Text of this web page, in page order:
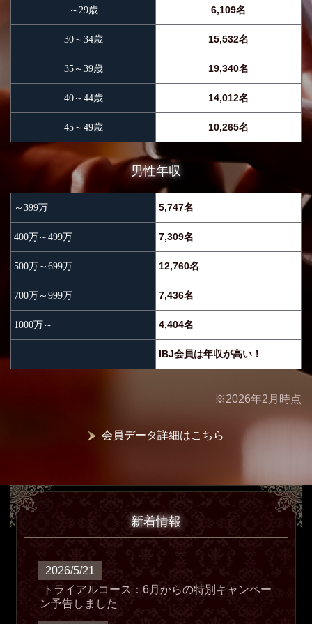
～29歳 6,109名
30～34歳 15,532名
35～39歳 19,340名
40～44歳 14,012名
45～49歳 10,265名
男性年収
～399万 5,747名
400万～499万 7,309名
500万～699万 12,760名
700万～999万 7,436名
1000万～ 4,404名
IBJ会員は年収が高い！
※2026年2月時点
会員データ詳細はこちら
新着情報
2026/5/21
トライアルコース：6月からの特別キャンペー
ン予告しました